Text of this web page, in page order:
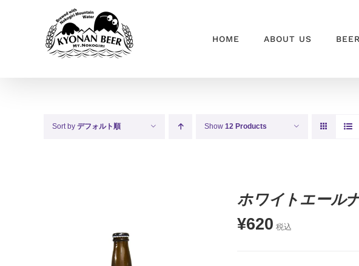
HOME ABOUT US BEER
Sort by デフォルト順 Show 12 Products
ホワイトエール
¥620 税込